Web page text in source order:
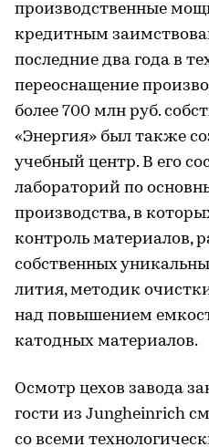
производственные
кредитным
последние два года в
переоснащение
более 700 млн руб.
«Энергия» был также
учебный центр. В его
лабораторий по
производства, в
контроль материалов,
собственных
лития, методик
над повышением
катодных материалов.
Осмотр цехов завода
гости из Jungheinrich
со всеми